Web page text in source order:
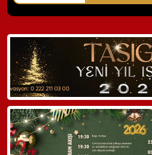
X Kapat
WhatsApp ile Bilgi Alın
Hemen Arayın
Detaylı Bilgi Alın